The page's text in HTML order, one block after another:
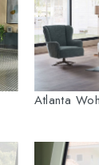
Atlanta